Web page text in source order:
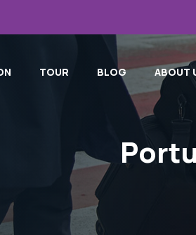
TOUR BLOG ABOUT